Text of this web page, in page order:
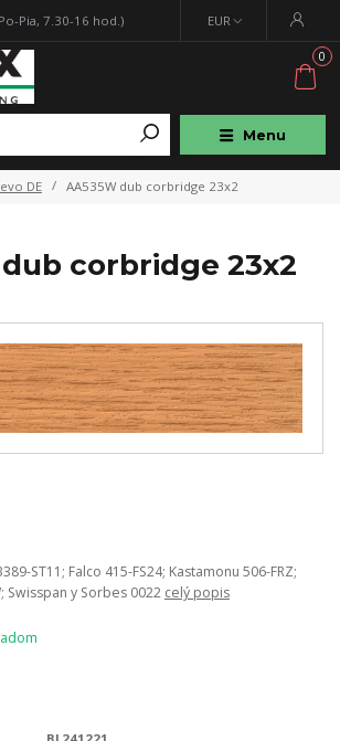
Menu
EUR
Pia, 7.30-16 hod.)
0
DE AA535W dub corbridge 23x2
corbridge 23x2
ST11; Falco 415-FS24; Kastamonu 506-FRZ;
Swisspan y Sorbes 0022 celý popis